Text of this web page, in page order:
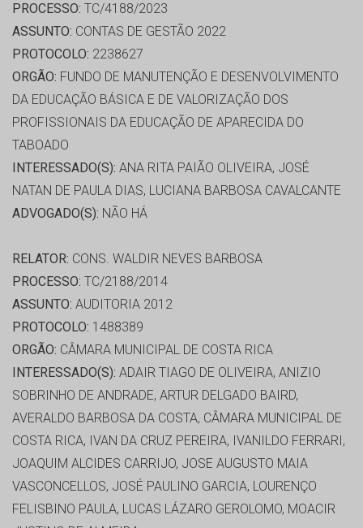
PROCESSO: TC/4188/2023
ASSUNTO: CONTAS DE GESTÃO 2022
PROTOCOLO: 2238627
ORGÃO: FUNDO DE MANUTENÇÃO E DESENVOLVIMENTO
DA EDUCAÇÃO BÁSICA E DE VALORIZAÇÃO DOS
PROFISSIONAIS DA EDUCAÇÃO DE APARECIDA DO
TABOADO
INTERESSADO(S): ANA RITA PAIÃO OLIVEIRA, JOSÉ
NATAN DE PAULA DIAS, LUCIANA BARBOSA CAVALCANTE
ADVOGADO(S): NÃO HÁ
RELATOR: CONS. WALDIR NEVES BARBOSA
PROCESSO: TC/2188/2014
ASSUNTO: AUDITORIA 2012
PROTOCOLO: 1488389
ORGÃO: CÂMARA MUNICIPAL DE COSTA RICA
INTERESSADO(S): ADAIR TIAGO DE OLIVEIRA, ANIZIO
SOBRINHO DE ANDRADE, ARTUR DELGADO BAIRD,
AVERALDO BARBOSA DA COSTA, CÂMARA MUNICIPAL DE
COSTA RICA, IVAN DA CRUZ PEREIRA, IVANILDO FERRARI,
JOAQUIM ALCIDES CARRIJO, JOSE AUGUSTO MAIA
VASCONCELLOS, JOSÉ PAULINO GARCIA, LOURENÇO
FELISBINO PAULA, LUCAS LÁZARO GEROLOMO, MOACIR